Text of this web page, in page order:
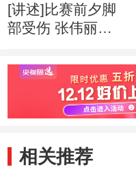
[讲述]比赛前夕脚
部受伤 张伟丽不
相关推荐